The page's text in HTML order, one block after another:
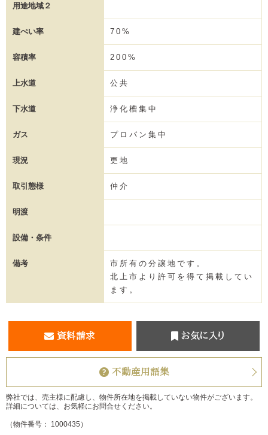
用途地域２
建ぺい率 70%
容積率 200%
上水道 公共
下水道 浄化槽集中
ガス プロパン集中
現況 更地
取引態様 仲介
明渡
設備・条件
備考
市所有の分譲地です。
北上市より許可を得て掲載してい
ます。
資料請求 お気に入り
不動産用語集
弊社では、売主様に配慮し、物件所在地を掲載していない物件がございます。
詳細については、お気軽にお問合せください。
（物件番号： 1000435）